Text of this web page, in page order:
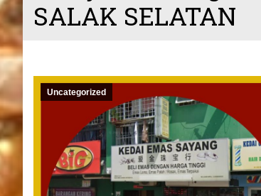
SALAK SELATAN
Uncategorized